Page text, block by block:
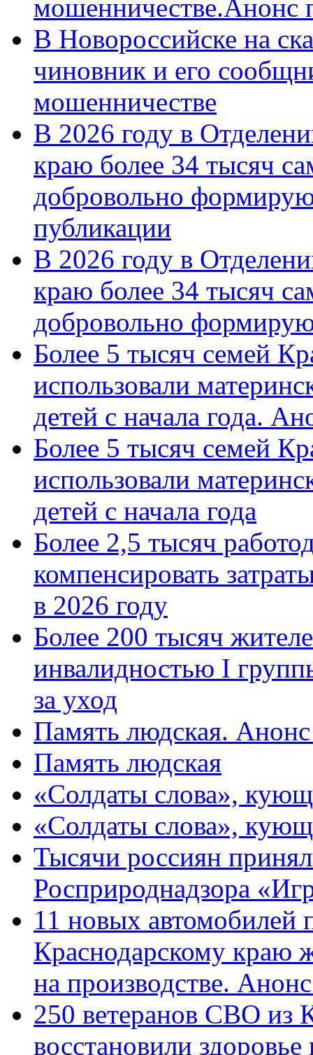
мошенничестве.Анонс
В Новороссийске на
чиновник и его
мошенничестве
В 2026 году в
краю более 34 тысяч
добровольно
публикации
В 2026 году в
краю более 34 тысяч
добровольно
Более 5 тысяч семей
использовали
детей с начала года.
Более 5 тысяч семей
использовали
детей с начала года
Более 2,5 тысяч
компенсировать
в 2026 году
Более 200 тысяч
инвалидностью I
за уход
Память людская.
Память людская
«Солдаты слова»,
«Солдаты слова»,
Тысячи россиян
Росприроднадзора
11 новых автомобилей
Краснодарскому краю
на производстве.
250 ветеранов СВО из
восстановили